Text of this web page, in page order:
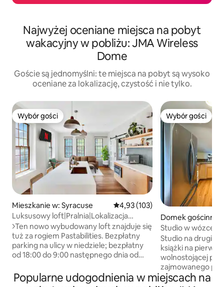
Najwyżej oceniane miejsca na pobyt
wakacyjny w pobliżu: JMA Wireless
Dome
Goście są jednomyślni: te miejsca na pobyt są wysoko
oceniane za lokalizację, czystość i nie tylko.
Wybór gości
Wybór gości
Mieszkanie w: Syracuse Średnia ocena: 4,93 na 5, liczba
4,93 (103)
Luksusowy loft|Pralnia|Lokalizacja
w centrum|Praca zdalna|4 osoby
>>Ten nowo wybudowany loft znajduje się
tuż za rogiem Pastabilities. Bezpłatny
parking na ulicy w niedziele; bezpłatny
od 18:00 do 9:00 następnego dnia od
garażowy przy Atrium (14 $/noc) Idealna
lokalizacja i spacer do wszystkich atrakcji
Wybór gości
Wybór gości
Domek gościnny
e
Studio w wózce/
Studio na drugim
książki na
wolnostojącej
zajmowanego
Prywatne.
Popularne udogodnienia w miejscach na